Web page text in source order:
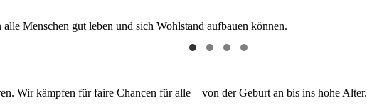
Menschen gut leben und sich Wohlstand aufbauen können.
Wir kämpfen für faire Chancen für alle – von der Geburt an bis ins hohe Alter.